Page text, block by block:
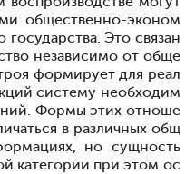
общественно-эконом
государства. Это связан
независимо от обще
формирует для реал
систему необходим
Формы этих отноше
в различных общ
но сущность
категории при этом ос